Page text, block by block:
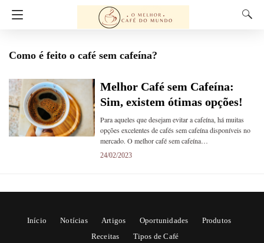
Como é feito o café sem cafeína?
Melhor Café sem Cafeína:
Sim, existem ótimas opções!
Para aqueles que desejam evitar a cafeína, há muitas
opções excelentes de cafés sem cafeína disponíveis no
mercado. O melhor café sem cafeína…
24/02/2023
Início Notícias Artigos Oportunidades
Produtos
Receitas
Tipos de Café